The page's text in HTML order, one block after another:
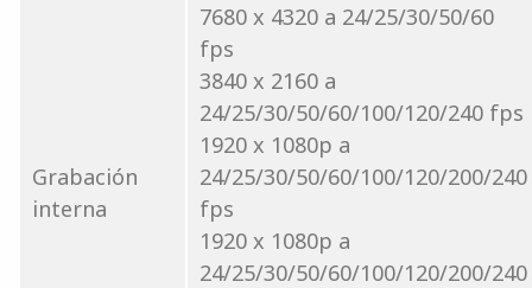
Grabación
interna
7680 x 4320 a 24/25/30/50/60
fps
3840 x 2160 a
24/25/30/50/60/100/120/240 fps
1920 x 1080p a
24/25/30/50/60/100/120/200/240
fps
1920 x 1080p a
24/25/30/50/60/100/120/200/240